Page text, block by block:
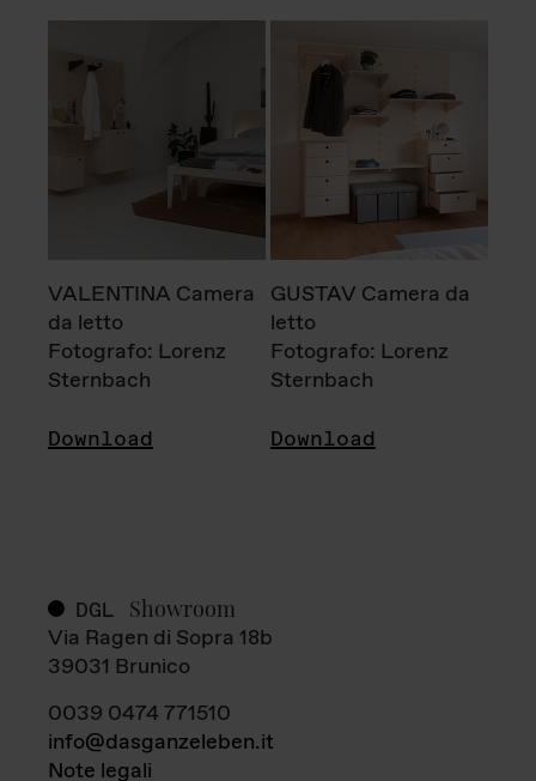
VALENTINA Camera
da letto
Fotografo: Lorenz
Sternbach
Download
GUSTAV Camera da
letto
Fotografo: Lorenz
Sternbach
Download
DGL Showroom
Via Ragen di Sopra 18b
39031 Brunico
0039 0474 771510
info@dasganzeleben.it
Note legali